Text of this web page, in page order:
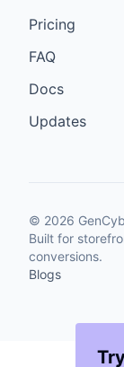
Pricing
FAQ
Docs
Updates
© 2026
Built for
conversions.
Blogs